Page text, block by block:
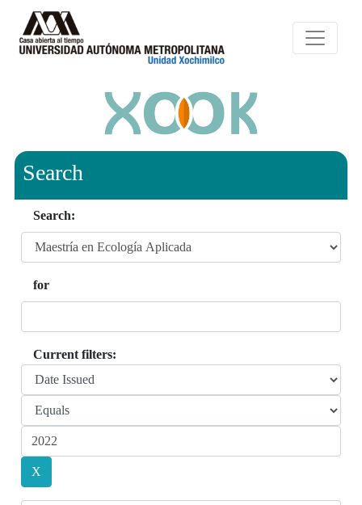
Search
Search:
for
Current filters: